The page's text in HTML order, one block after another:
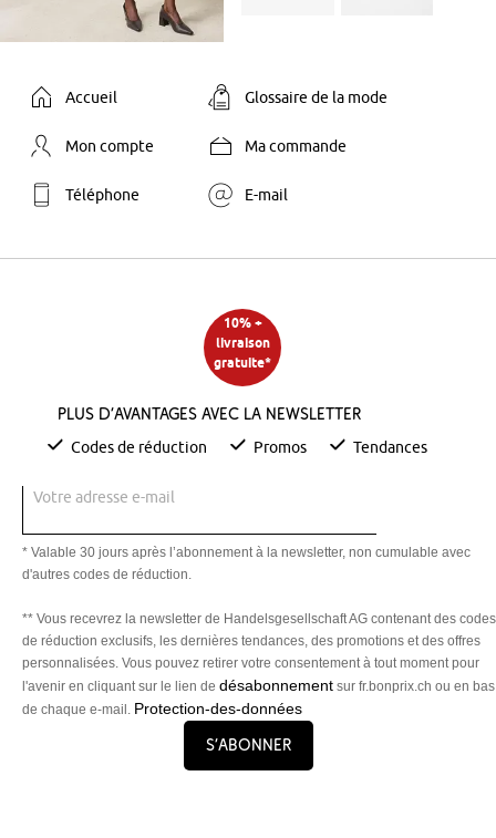
Accueil Glossaire de la mode
Mon compte Ma commande
Téléphone E-mail
10% +
livraison
gratuite*
Plus d’avantages avec la newsletter
Codes de réduction Promos Tendances
Votre adresse e-mail
* Valable 30 jours après l’abonnement à la newsletter, non cumulable avec
d'autres codes de réduction.
** Vous recevrez la newsletter de Handelsgesellschaft AG contenant des codes
de réduction exclusifs, les dernières tendances, des promotions et des offres
personnalisées. Vous pouvez retirer votre consentement à tout moment pour
l'avenir en cliquant sur le lien de désabonnement sur fr.bonprix.ch ou en bas
de chaque e-mail. Protection-des-données
S’abonner